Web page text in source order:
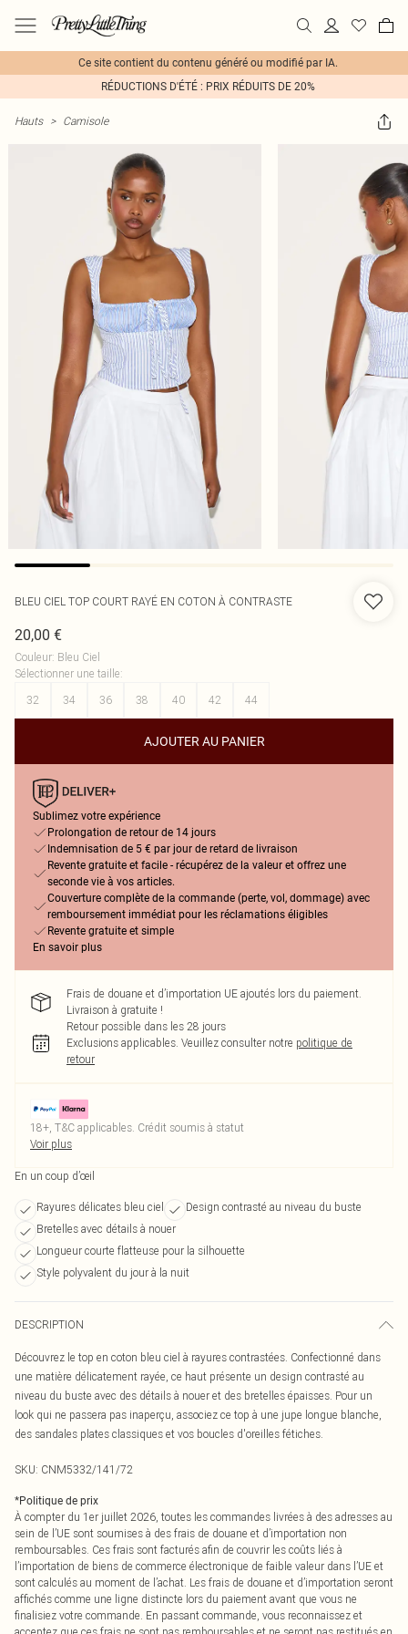
Ce site contient du contenu généré ou modifié par IA.
RÉDUCTIONS D'ÉTÉ : PRIX RÉDUITS DE 20%
Hauts > Camisole
BLEU CIEL TOP COURT RAYÉ EN COTON À CONTRASTE
20,00 €
Couleur: Bleu Ciel
Sélectionner une taille:
32
34 36 38 40 42 44
AJOUTER AU PANIER
Sublimez votre expérience
Prolongation de retour de 14 jours
Indemnisation de 5 € par jour de retard de livraison
Revente gratuite et facile - récupérez de la valeur et offrez une
seconde vie à vos articles.
Couverture complète de la commande (perte, vol, dommage) avec
remboursement immédiat pour les réclamations éligibles
Revente gratuite et simple
En savoir plus
Frais de douane et d’importation UE ajoutés lors du paiement.
Livraison à gratuite !
Retour possible dans les 28 jours
Exclusions applicables. Veuillez consulter notre politique de
retour
18+, T&C applicables. Crédit soumis à statut
Voir plus
En un coup d’œil
Rayures délicates bleu ciel
Design contrasté au niveau du buste
Bretelles avec détails à nouer
Longueur courte flatteuse pour la silhouette
Style polyvalent du jour à la nuit
DESCRIPTION
Découvrez le top en coton bleu ciel à rayures contrastées. Confectionné dans
une matière délicatement rayée, ce haut présente un design contrasté au
niveau du buste avec des détails à nouer et des bretelles épaisses. Pour un
look qui ne passera pas inaperçu, associez ce top à une jupe longue blanche,
des sandales plates classiques et vos boucles d'oreilles fétiches.
SKU: CNM5332/141/72
*Politique de prix
À compter du 1er juillet 2026, toutes les commandes livrées à des adresses au
sein de l’UE sont soumises à des frais de douane et d’importation non
remboursables. Ces frais sont facturés afin de couvrir les coûts liés à
l’importation de biens de commerce électronique de faible valeur dans l’UE et
sont calculés au moment de l’achat. Les frais de douane et d’importation seront
affichés comme une ligne distincte lors du paiement avant que vous ne
finalisiez votre commande. En passant commande, vous reconnaissez et